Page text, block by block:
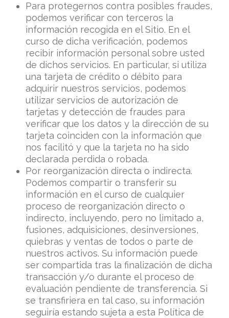
Para protegernos contra posibles fraudes,
podemos verificar con terceros la
información recogida en el Sitio. En el
curso de dicha verificación, podemos
recibir información personal sobre usted
de dichos servicios. En particular, si utiliza
una tarjeta de crédito o débito para
adquirir nuestros servicios, podemos
utilizar servicios de autorización de
tarjetas y detección de fraudes para
verificar que los datos y la dirección de su
tarjeta coinciden con la información que
nos facilitó y que la tarjeta no ha sido
declarada perdida o robada.
Por reorganización directa o indirecta.
Podemos compartir o transferir su
información en el curso de cualquier
proceso de reorganización directo o
indirecto, incluyendo, pero no limitado a,
fusiones, adquisiciones, desinversiones,
quiebras y ventas de todos o parte de
nuestros activos. Su información puede
ser compartida tras la finalización de dicha
transacción y/o durante el proceso de
evaluación pendiente de transferencia. Si
se transfiriera en tal caso, su información
seguiría estando sujeta a esta Política de